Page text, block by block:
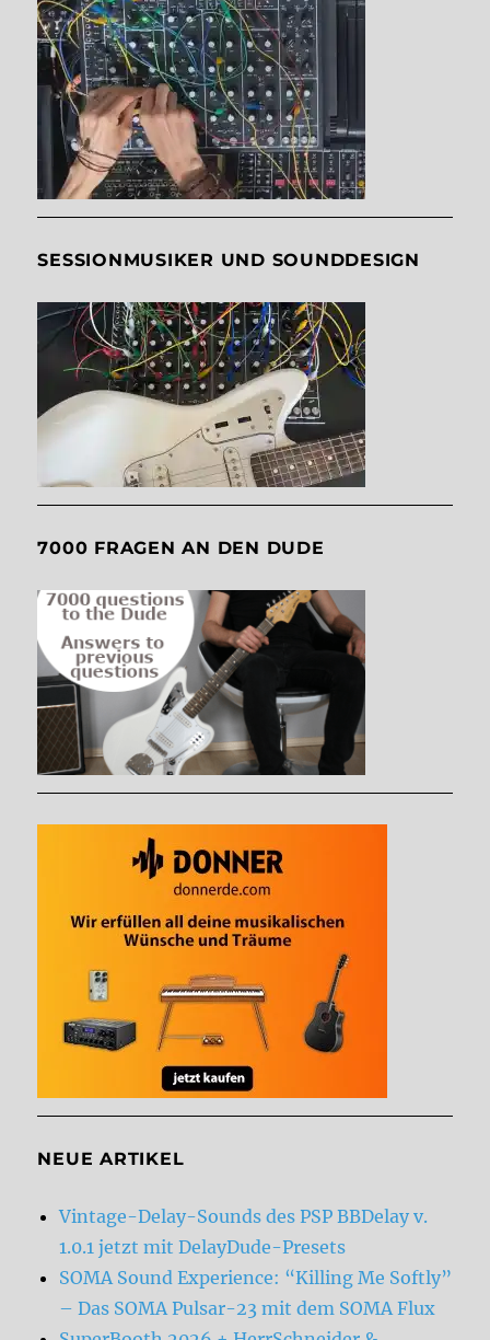
SESSIONMUSIKER UND SOUNDDESIGN
7000 FRAGEN AN DEN DUDE
NEUE ARTIKEL
Vintage-Delay-Sounds des PSP BBDelay v.
1.0.1 jetzt mit DelayDude-Presets
SOMA Sound Experience: “Killing Me Softly”
– Das SOMA Pulsar-23 mit dem SOMA Flux